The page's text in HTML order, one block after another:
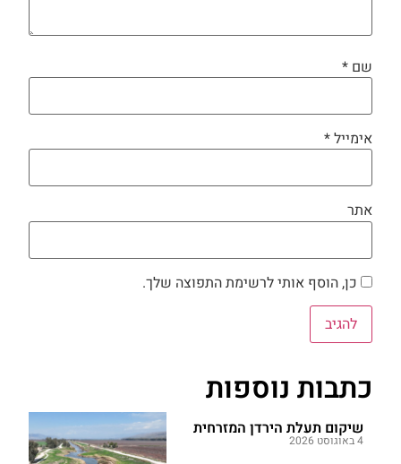
שם *
אימייל*
אתר
כן, הוסף אותי לרשימת התפוצה שלך.
כתבות נוספות
שיקום תעלת הירדן המזרחית
4 באוגוסט 2026